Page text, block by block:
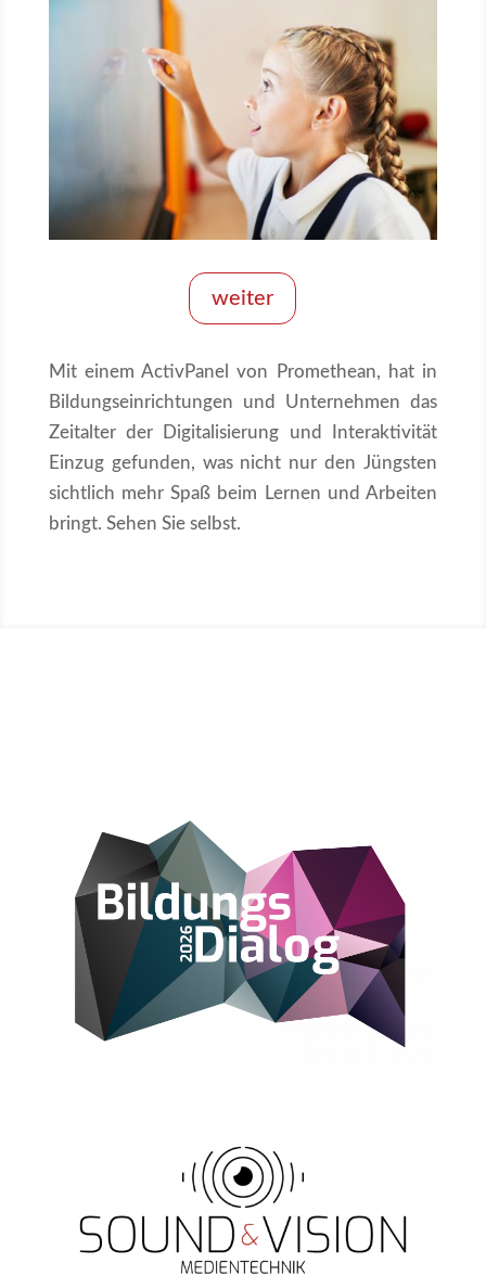
weiter
Mit einem ActivPanel von Promethean, hat in
Bildungseinrichtungen und Unternehmen das
Zeitalter der Digitalisierung und Interaktivität
Einzug gefunden, was nicht nur den Jüngsten
sichtlich mehr Spaß beim Lernen und Arbeiten
bringt. Sehen Sie selbst.